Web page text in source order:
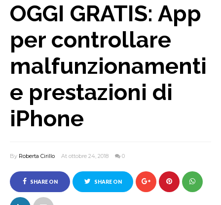
OGGI GRATIS: App
per controllare
malfunzionamenti
e prestazioni di
iPhone
By Roberta Cirillo At ottobre 24, 2018 0
SHARE ON
FACEBOOK
SHARE ON